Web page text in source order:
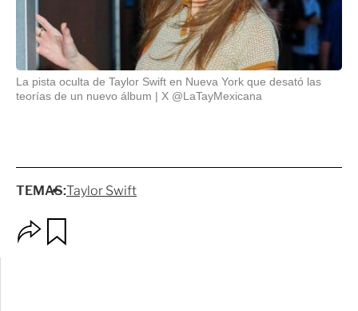
La pista oculta de Taylor Swift en Nueva York que desató las
teorías de un nuevo álbum
X @LaTayMexicana
TEMAS:Taylor Swift